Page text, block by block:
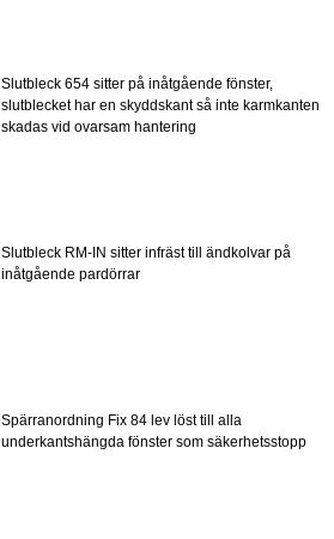
Slutbleck 654 sitter på inåtgående fönster,
slutblecket har en skyddskant så inte karmkanten
skadas vid ovarsam hantering
Slutbleck RM-IN sitter infräst till ändkolvar på
inåtgående pardörrar
Spärranordning Fix 84 lev löst till alla
underkantshängda fönster som säkerhetsstopp